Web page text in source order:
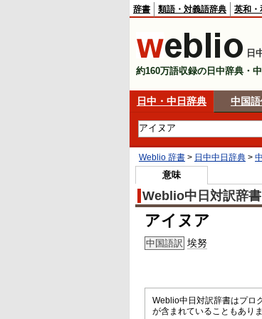
辞書 類語・対義語辞典 英和・
日
約160万語収録の日中辞典・
日中・中日辞典 中国
Weblio 辞書 > 日中中日辞典 >
意味
Weblio中日対訳辞書
アイヌア
中国語訳 埃努
Weblio中日対訳辞書はプロ
が含まれていることもあり